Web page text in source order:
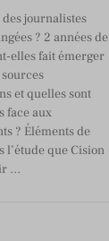
journalistes
? 2 années de
elles fait émerger
et quelles sont
face aux
? Éléments de
l’étude que Cision
…